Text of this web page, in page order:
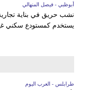
أبوظبي - فيصل المنهالي
يستخدم كمستودع سكني
طرابلس - العرب اليوم